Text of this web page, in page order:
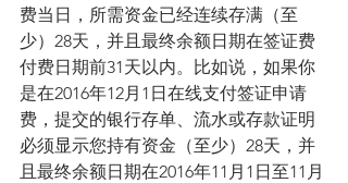
费当日，所需资金已经连续存满（至
少）28天，并且最终余额日期在签证费
付费日期前31天以内。比如说，如果你
是在2016年12月1日在线支付签证申请
费，提交的银行存单、流水或存款证明
必须显示您持有资金（至少）28天，并
且最终余额日期在2016年11月1日至11月